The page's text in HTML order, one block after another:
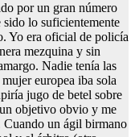
por un gran número
sido lo suficientemente
Yo era oficial de policía
mezquina y sin
Nadie tenía las
europea iba sola
jugo de betel sobre
objetivo obvio y me
Cuando un ágil birmano